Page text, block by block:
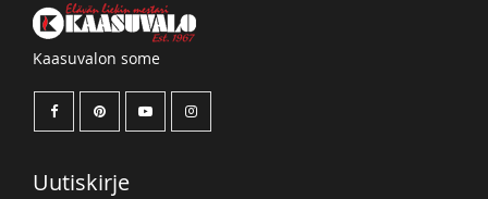
Kaasuvalon some
Uutiskirje